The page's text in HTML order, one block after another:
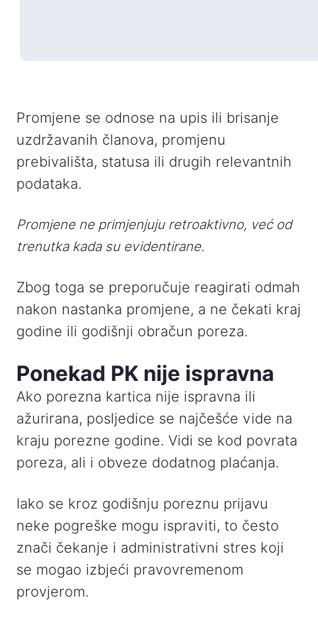
Promjene se odnose na upis ili brisanje
uzdržavanih članova, promjenu
prebivališta, statusa ili drugih relevantnih
podataka.
Promjene ne primjenjuju retroaktivno, već od
trenutka kada su evidentirane.
Zbog toga se preporučuje reagirati odmah
nakon nastanka promjene, a ne čekati kraj
godine ili godišnji obračun poreza.
Ponekad PK nije ispravna
Ako porezna kartica nije ispravna ili
ažurirana, posljedice se najčešće vide na
kraju porezne godine. Vidi se kod povrata
poreza, ali i obveze dodatnog plaćanja.
Iako se kroz godišnju poreznu prijavu
neke pogreške mogu ispraviti, to često
znači čekanje i administrativni stres koji
se mogao izbjeći pravovremenom
provjerom.